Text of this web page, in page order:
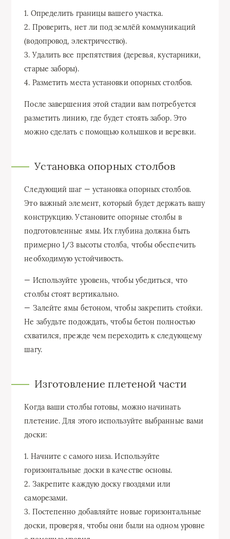
1. Определить границы вашего участка.
2. Проверить, нет ли под землёй коммуникаций
(водопровод, электричество).
3. Удалить все препятствия (деревья, кустарники,
старые заборы).
4. Разметить места установки опорных столбов.
После завершения этой стадии вам потребуется
разметить линию, где будет стоять забор. Это
можно сделать с помощью колышков и веревки.
Установка опорных столбов
Следующий шаг — установка опорных столбов.
Это важный элемент, который будет держать вашу
конструкцию. Установите опорные столбы в
подготовленные ямы. Их глубина должна быть
примерно 1/3 высоты столба, чтобы обеспечить
необходимую устойчивость.
— Используйте уровень, чтобы убедиться, что
столбы стоят вертикально.
— Залейте ямы бетоном, чтобы закрепить стойки.
Не забудьте подождать, чтобы бетон полностью
схватился, прежде чем переходить к следующему
шагу.
Изготовление плетеной части
Когда ваши столбы готовы, можно начинать
плетение. Для этого используйте выбранные вами
доски:
1. Начните с самого низа. Используйте
горизонтальные доски в качестве основы.
2. Закрепите каждую доску гвоздями или
саморезами.
3. Постепенно добавляйте новые горизонтальные
доски, проверяя, чтобы они были на одном уровне